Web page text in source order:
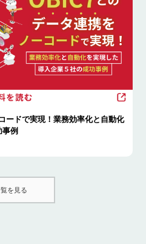
ードで実現！業務効率化と自動化
例
を見る